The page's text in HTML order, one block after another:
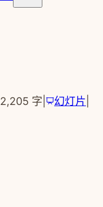
2,205 字 幻灯片